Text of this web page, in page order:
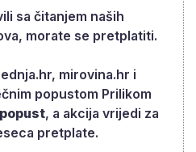
je 41.246 eura. Prema
o štednji koja je za
iznosa na
mirovine iz oba
sa čitanjem naših
morate se pretplatiti.
mirovina.hr i
popustom Prilikom
popust, a akcija vrijedi za
pretplate.